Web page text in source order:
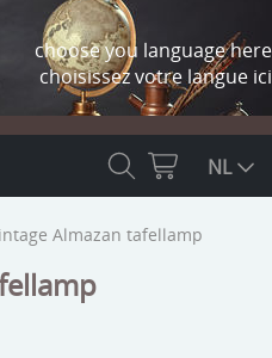
choose you language here
choisissez votre langue ici
NL
Almazan tafellamp